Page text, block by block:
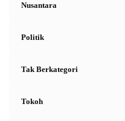
Nusantara
Politik
Tak Berkategori
Tokoh